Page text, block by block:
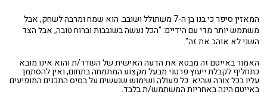
המאזין סיפר כי בנו בן ה-7 משתולל ושובב. הוא שמח ומרבה לשחק, אבל
משתמש יותר מדי עם הידיים: "הכל נעשה בשובבות וברוח טובה, אבל הצד
השני לא אוהב את זה".
האמור באייטם זה מבטא את הדעה האישית של השדר/ת והוא אינו מובא
כתחליף לקבלת ייעוץ פרטני מבעל מקצוע המתמחה בתחום, ואין להסתמך
עליו בכל צורה שהיא. כל פעולה ושימוש שנעשים על בסיס התכנים המופיעים
באייטם הינה באחריות המשתמש/ת בלבד.